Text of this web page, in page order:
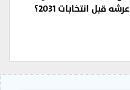
عرشه قبل انتخابات 2031؟